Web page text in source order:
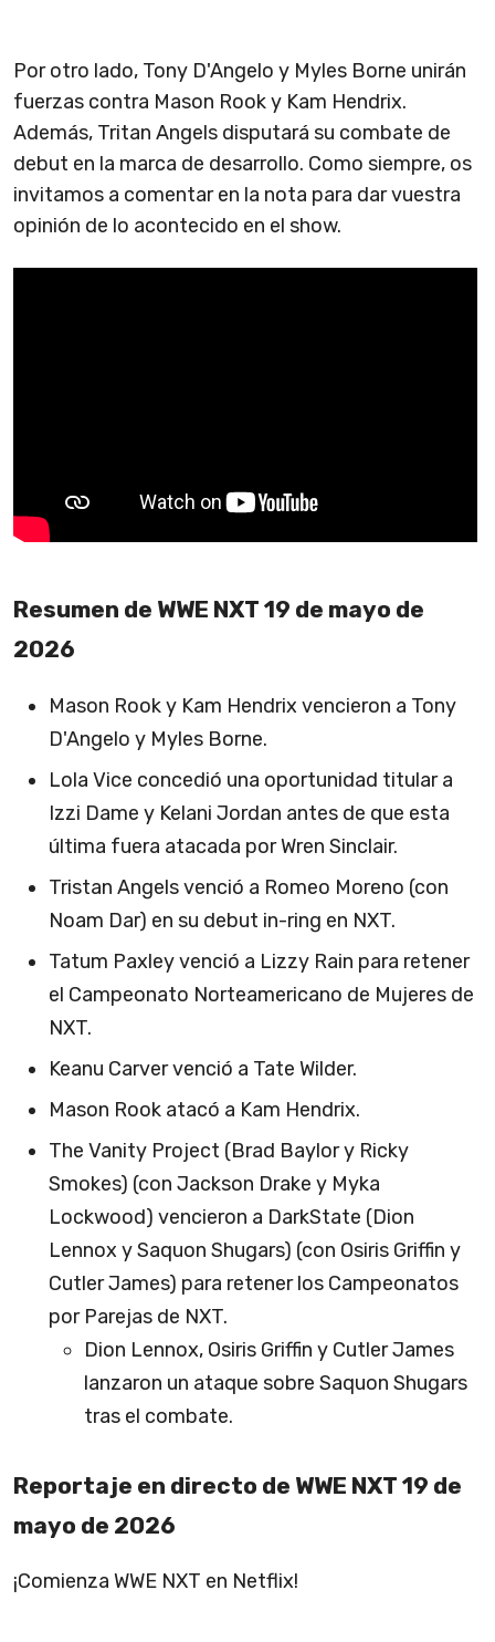
Por otro lado, Tony D'Angelo y Myles Borne unirán
fuerzas contra Mason Rook y Kam Hendrix.
Además, Tritan Angels disputará su combate de
debut en la marca de desarrollo. Como siempre, os
invitamos a comentar en la nota para dar vuestra
opinión de lo acontecido en el show.
Resumen de WWE NXT 19 de mayo de
2026
Mason Rook y Kam Hendrix vencieron a Tony
D'Angelo y Myles Borne.
Lola Vice concedió una oportunidad titular a
Izzi Dame y Kelani Jordan antes de que esta
última fuera atacada por Wren Sinclair.
Tristan Angels venció a Romeo Moreno (con
Noam Dar) en su debut in-ring en NXT.
Tatum Paxley venció a Lizzy Rain para retener
el Campeonato Norteamericano de Mujeres de
NXT.
Keanu Carver venció a Tate Wilder.
Mason Rook atacó a Kam Hendrix.
The Vanity Project (Brad Baylor y Ricky
Smokes) (con Jackson Drake y Myka
Lockwood) vencieron a DarkState (Dion
Lennox y Saquon Shugars) (con Osiris Griffin y
Cutler James) para retener los Campeonatos
por Parejas de NXT.
Dion Lennox, Osiris Griffin y Cutler James
lanzaron un ataque sobre Saquon Shugars
tras el combate.
Reportaje en directo de WWE NXT 19 de
mayo de 2026
¡Comienza WWE NXT en Netflix!